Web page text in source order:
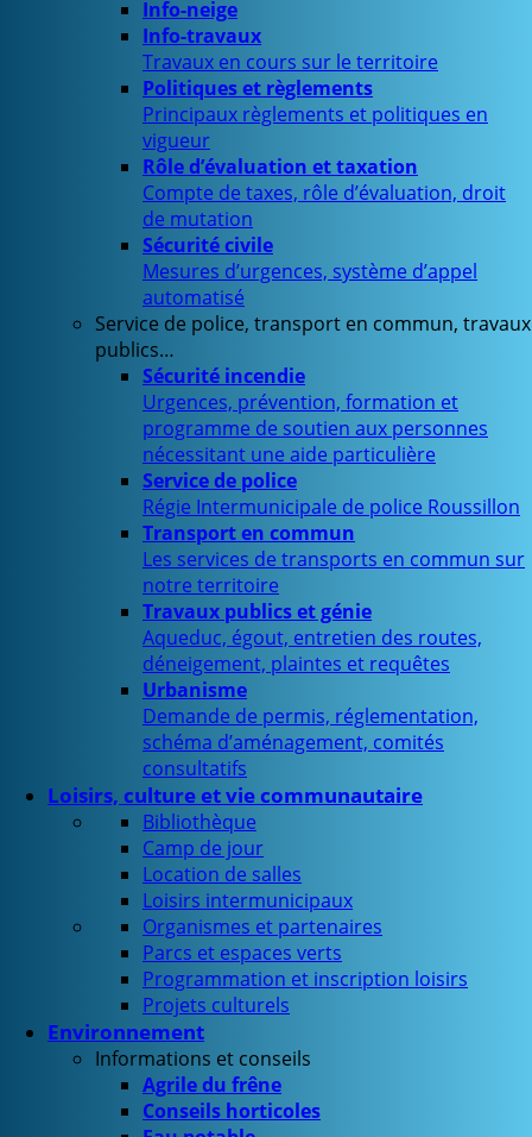
Info-neige
Info-travaux
Travaux en cours sur le territoire
Politiques et règlements
Principaux règlements et politiques en
vigueur
Rôle d’évaluation et taxation
Compte de taxes, rôle d’évaluation, droit
de mutation
Sécurité civile
Mesures d’urgences, système d’appel
automatisé
Service de police, transport en commun, travaux
publics…
Sécurité incendie
Urgences, prévention, formation et
programme de soutien aux personnes
nécessitant une aide particulière
Service de police
Régie Intermunicipale de police Roussillon
Transport en commun
Les services de transports en commun sur
notre territoire
Travaux publics et génie
Aqueduc, égout, entretien des routes,
déneigement, plaintes et requêtes
Urbanisme
Demande de permis, réglementation,
schéma d’aménagement, comités
consultatifs
Loisirs, culture et vie communautaire
Bibliothèque
Camp de jour
Location de salles
Loisirs intermunicipaux
Organismes et partenaires
Parcs et espaces verts
Programmation et inscription loisirs
Projets culturels
Environnement
Informations et conseils
Agrile du frêne
Conseils horticoles